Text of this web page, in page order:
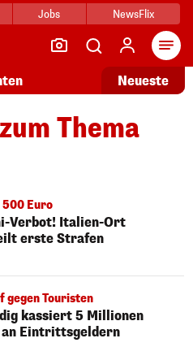
Jobs NewsFlix
Neueste
Thema
500 Euro
Verbot! Italien-Ort
erste Strafen
gegen Touristen
kassiert 5 Millionen
an Eintrittsgeldern